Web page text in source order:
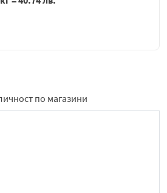
по магазини